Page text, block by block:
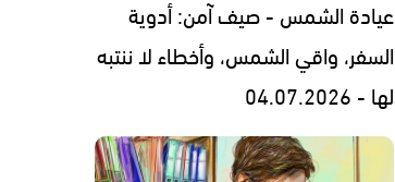
عيادة الشمس - صيف آمن: أدوية
السفر، واقي الشمس، وأخطاء لا ننتبه
لها - 04.07.2026